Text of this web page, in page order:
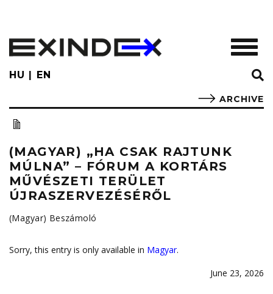
main
content
HU EN
ARCHIVE
(MAGYAR) „HA CSAK RAJTUNK
MÚLNA” – FÓRUM A KORTÁRS
MŰVÉSZETI TERÜLET
ÚJRASZERVEZÉSÉRŐL
(Magyar) Beszámoló
Sorry, this entry is only available in Magyar.
June 23, 2026